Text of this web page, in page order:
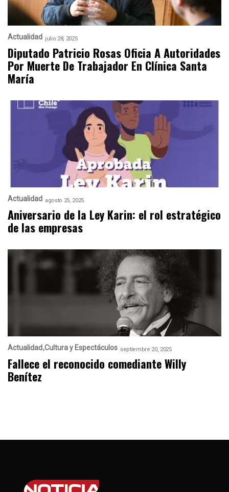
Actualidad julio 28, 2025
Diputado Patricio Rosas Oficia A Autoridades
Por Muerte De Trabajador En Clínica Santa
María
Actualidad agosto 25, 2025
Aniversario de la Ley Karin: el rol estratégico
de las empresas
Actualidad Cultura y Espectáculos septiembre 20, 2025
Fallece el reconocido comediante Willy
Benítez